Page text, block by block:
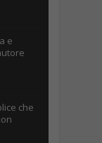
e
che